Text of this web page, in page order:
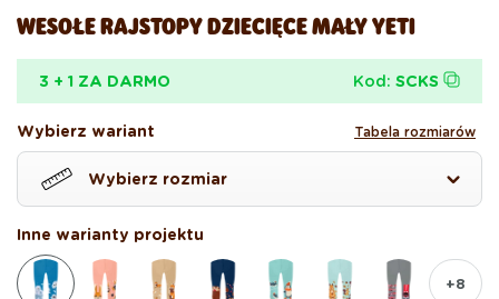
WESOŁE RAJSTOPY DZIECIĘCE MAŁY YETI
3 + 1 ZA DARMO Kod: SCKS
Wybierz wariant Tabela rozmiarów
Wybierz rozmiar
Inne warianty projektu
+8